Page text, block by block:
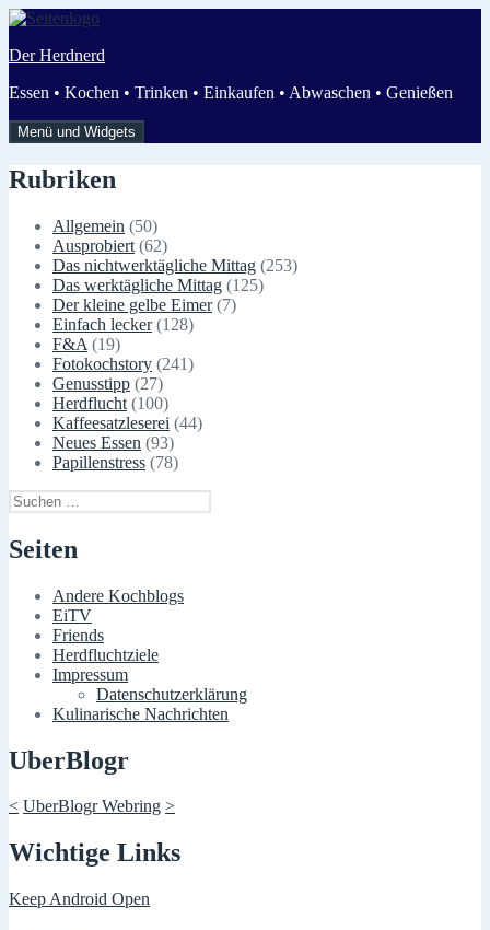
Zum
springen
Der Herdnerd
Essen • Kochen • Trinken • Einkaufen • Abwaschen • Genießen
Menü und Widgets
Rubriken
Allgemein (50)
Ausprobiert (62)
Das nichtwerktägliche Mittag (253)
Das werktägliche Mittag (125)
Der kleine gelbe Eimer(7)
Einfach lecker(128)
F&A (19)
Fotokochstory (241)
Genusstipp (27)
Herdflucht (100)
Kaffeesatzleserei (44)
Neues Essen (93)
Papillenstress (78)
Suchen
nach:
Seiten
Andere Kochblogs
EiTV
Friends
Herdfluchtziele
Impressum
Datenschutzerklärung
Kulinarische Nachrichten
UberBlogr
< UberBlogr Webring >
Wichtige Links
Keep Android Open